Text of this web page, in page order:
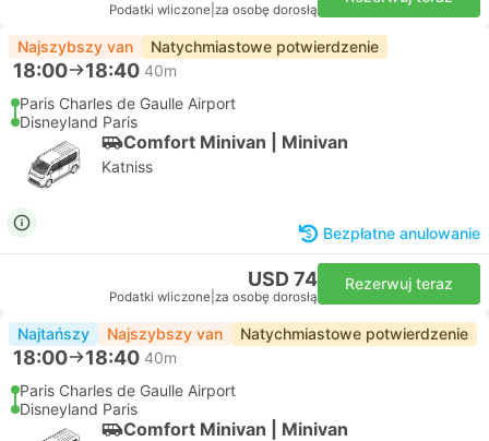
Podatki wliczone za osobę dorosłą
Najszybszy van Natychmiastowe potwierdzenie
18:00 18:40 40m
Paris Charles de Gaulle Airport
Disneyland Paris
Comfort Minivan | Minivan
Katniss
Bezpłatne anulowanie
USD 74
Podatki wliczone za osobę dorosłą
Rezerwuj teraz
Najtańszy Najszybszy van Natychmiastowe potwierdzenie
18:00 18:40 40m
Paris Charles de Gaulle Airport
Disneyland Paris
Comfort Minivan | Minivan